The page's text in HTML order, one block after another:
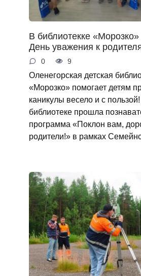
В библиотекке
День уважения к
0 9
Оленегорская детская
«Морозко» помогает детям
каникулы весело и с пользой!
библиотеке прошла
программа «Поклон вам,
родители!» в рамках